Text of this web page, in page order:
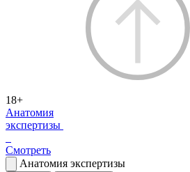
18+
Анатомия
экспертизы
Смотреть
Анатомия экспертизы